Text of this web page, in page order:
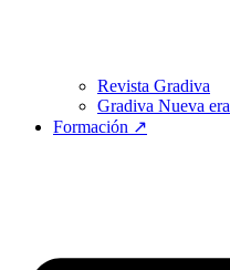
Revista Gradiva
Gradiva Nueva era
Formación ↗︎